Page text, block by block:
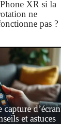
XR si la
ne
pas ?
d’écran
et astuces